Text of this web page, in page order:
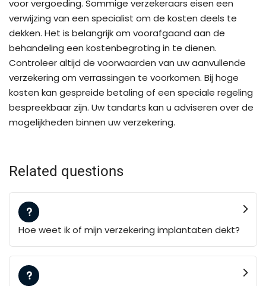
voor vergoeding. Sommige verzekeraars eisen een
verwijzing van een specialist om de kosten deels te
dekken. Het is belangrijk om voorafgaand aan de
behandeling een kostenbegroting in te dienen.
Controleer altijd de voorwaarden van uw aanvullende
verzekering om verrassingen te voorkomen. Bij hoge
kosten kan gespreide betaling of een speciale regeling
bespreekbaar zijn. Uw tandarts kan u adviseren over de
mogelijkheden binnen uw verzekering.
Related questions
Hoe weet ik of mijn verzekering implantaten dekt?